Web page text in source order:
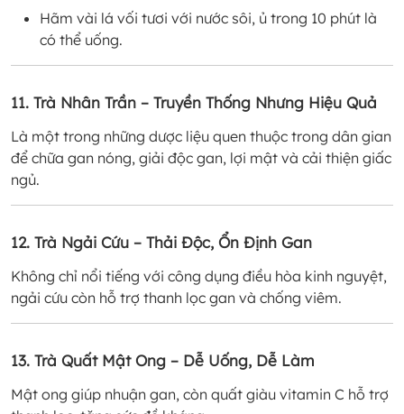
Hãm vài lá vối tươi với nước sôi, ủ trong 10 phút là
có thể uống.
11. Trà Nhân Trần – Truyền Thống Nhưng Hiệu Quả
Là một trong những dược liệu quen thuộc trong dân gian
để chữa gan nóng, giải độc gan, lợi mật và cải thiện giấc
ngủ.
12. Trà Ngải Cứu – Thải Độc, Ổn Định Gan
Không chỉ nổi tiếng với công dụng điều hòa kinh nguyệt,
ngải cứu còn hỗ trợ thanh lọc gan và chống viêm.
13. Trà Quất Mật Ong – Dễ Uống, Dễ Làm
Mật ong giúp nhuận gan, còn quất giàu vitamin C hỗ trợ